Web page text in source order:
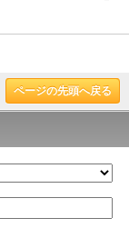
ページの先頭へ戻る